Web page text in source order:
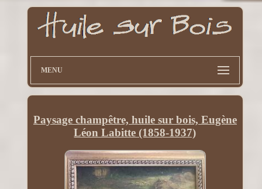
MENU
Paysage champêtre, huile sur bois, Eugène
Léon Labitte (1858-1937)